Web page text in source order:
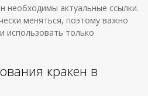
необходимы актуальные ссылки.
меняться, поэтому важно
использовать только
кракен в